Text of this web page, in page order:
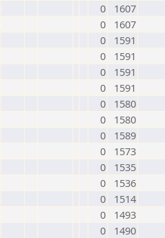
0
1607
0
1607
0
1591
0
1591
0
1591
0
1591
0
1580
0
1580
0
1589
0
1573
0
1535
0
1536
0
1514
0
1493
0
1490